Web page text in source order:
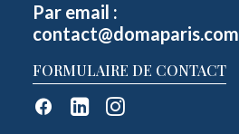
Par email :
contact@domaparis.com
FORMULAIRE DE CONTACT